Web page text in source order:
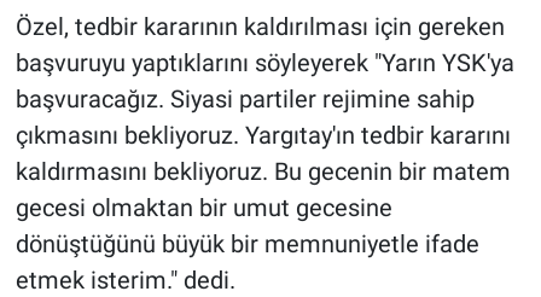
Özel, tedbir kararının kaldırılması için gereken
başvuruyu yaptıklarını söyleyerek "Yarın YSK'ya
başvuracağız. Siyasi partiler rejimine sahip
çıkmasını bekliyoruz. Yargıtay'ın tedbir kararını
kaldırmasını bekliyoruz. Bu gecenin bir matem
gecesi olmaktan bir umut gecesine
dönüştüğünü büyük bir memnuniyetle ifade
etmek isterim." dedi.